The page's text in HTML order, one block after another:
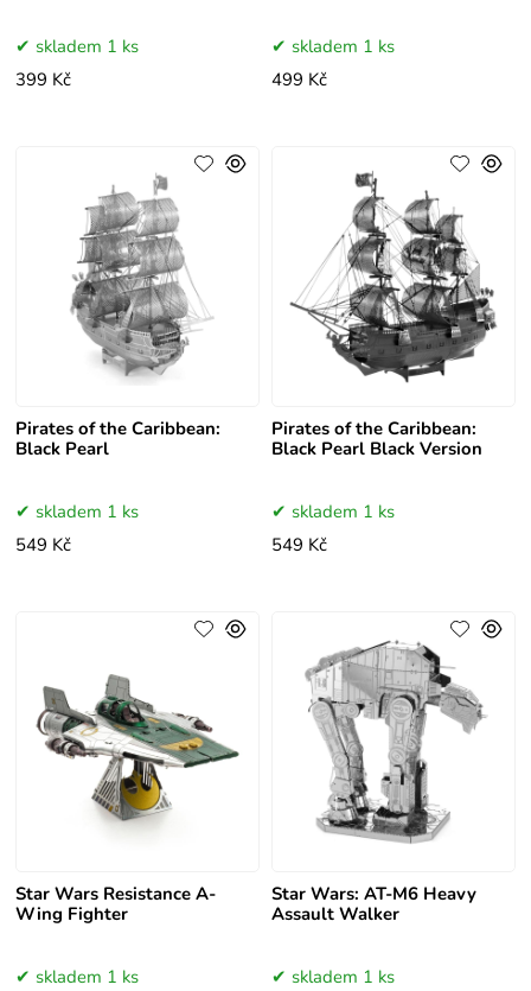
skladem 1 ks
399 Kč
skladem 1 ks
499 Kč
Pirates of the Caribbean:
Black Pearl
skladem 1 ks
549 Kč
Pirates of the Caribbean:
Black Pearl Black Version
skladem 1 ks
549 Kč
Star Wars Resistance A-
Wing Fighter
skladem 1 ks
Star Wars: AT-M6 Heavy
Assault Walker
skladem 1 ks